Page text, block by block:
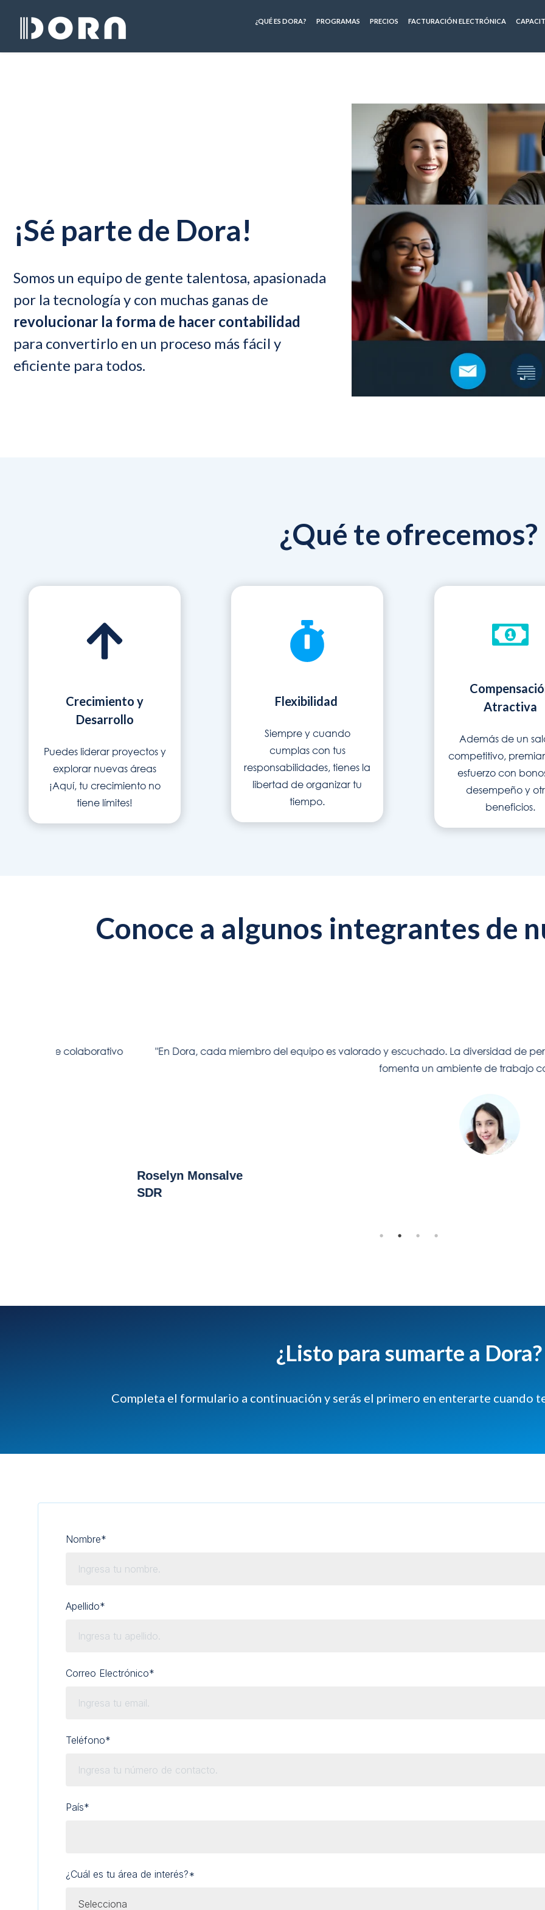
¿QUÉ ES DORA? PROGRAMAS PRECIOS FACTURACIÓN ELECTRÓNICA
¡Sé parte de Dora!
Somos un equipo de gente talentosa, apasionada
por la tecnología y con muchas ganas de
revolucionar la forma de hacer contabilidad
para convertirlo en un proceso más fácil y
eficiente para todos.
¿Qué te ofrecemos?
Crecimiento y
Desarrollo
Puedes liderar proyectos y
explorar nuevas áreas
¡Aquí, tu crecimiento no
tiene límites!
Flexibilidad
Siempre y cuando
cumplas con tus
responsabilidades, tienes la
libertad de organizar tu
tiempo.
Atractiva
Además de un
competitivo,
esfuerzo con
desempeño y
beneficios.
Conoce a algunos integrantes de
"En Dora, cada miembro del equipo es valorado y escuchado. La diversidad de perspectivas en
fomenta un ambiente de trabajo colaborativo".
Roselyn Monsalve
¿Listo para sumarte a Dora?
Completa el formulario a continuación y serás el primero en enterarte cuando
Nombre*
Apellido*
Correo Electrónico*
Teléfono*
País*
¿Cuál es tu área de interés?*